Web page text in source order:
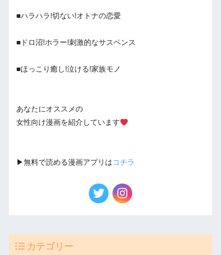
■ハラハラ!切ない!オトナの恋愛
■ドロ沼!ホラー!刺激的なサスペンス
■ほっこり癒し!泣ける!家族モノ
あなたにオススメの
女性向け漫画を紹介しています
▶︎無料で読める漫画アプリはコチラ
カテゴリー